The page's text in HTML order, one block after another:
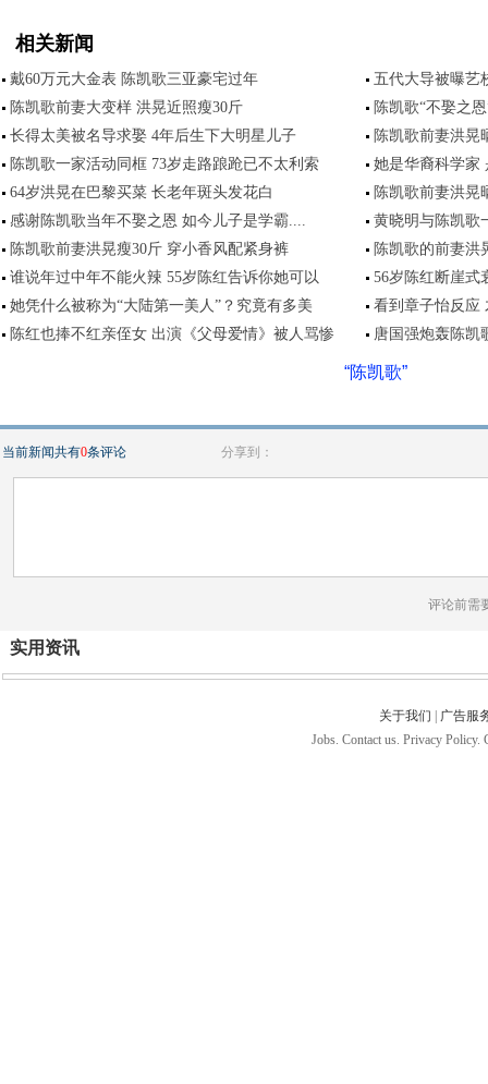
相关新闻
戴60万元大金表 陈凯歌三亚豪宅过年
五代大导被曝艺
陈凯歌前妻大变样 洪晃近照瘦30斤
陈凯歌“不娶之
长得太美被名导求娶 4年后生下大明星儿子
陈凯歌前妻洪晃
陈凯歌一家活动同框 73岁走路踉跄已不太利索
她是华裔科学家
64岁洪晃在巴黎买菜 长老年斑头发花白
陈凯歌前妻洪晃
感谢陈凯歌当年不娶之恩 如今儿子是学霸....
黄晓明与陈凯歌
陈凯歌前妻洪晃瘦30斤 穿小香风配紧身裤
陈凯歌的前妻洪
谁说年过中年不能火辣 55岁陈红告诉你她可以
56岁陈红断崖式
她凭什么被称为“大陆第一美人”？究竟有多美
看到章子怡反应
陈红也捧不红亲侄女 出演《父母爱情》被人骂惨
唐国强炮轰陈凯
“陈凯歌”
当前新闻共有0条评论 分享到：
评论前需
实用资讯
关于我们
广告服
Jobs. Contact us. Privacy